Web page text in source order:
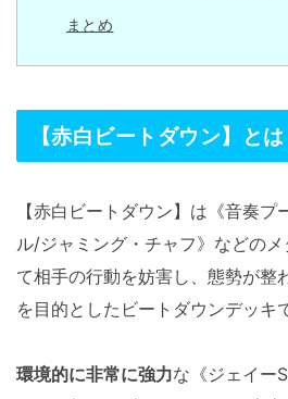
まとめ
【赤白ビートダウン】とは
【赤白ビートダウン】は《音奏
ル/ジャミング・チャフ》などの
て相手の行動を妨害し、態勢が整
を目的としたビートダウンデッキ
環境的に非常に強力な《ジェイー